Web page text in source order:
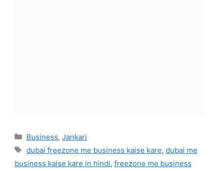
Categories
Business, Jankari
Tags
dubai freezone me business kaise kare, dubai me
business kaise kare in hindi, freezone me business